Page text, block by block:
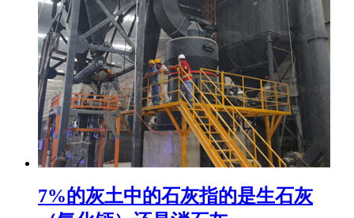
7%的灰土中的石灰指的是生石灰